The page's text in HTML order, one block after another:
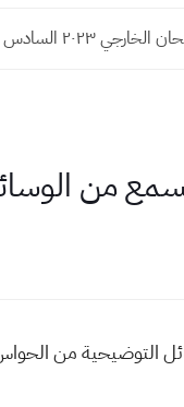
السادس العلمي التمهيدي
من
التوضيحية من